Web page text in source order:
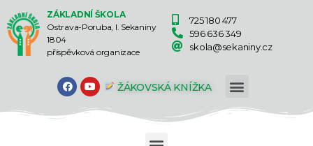
ZÁKLADNÍ ŠKOLA
Ostrava-Poruba, I. Sekaniny
1804
příspěvková organizace
725 180 477
596 636 349
skola@sekaniny.cz
ŽÁKOVSKÁ KNÍŽKA